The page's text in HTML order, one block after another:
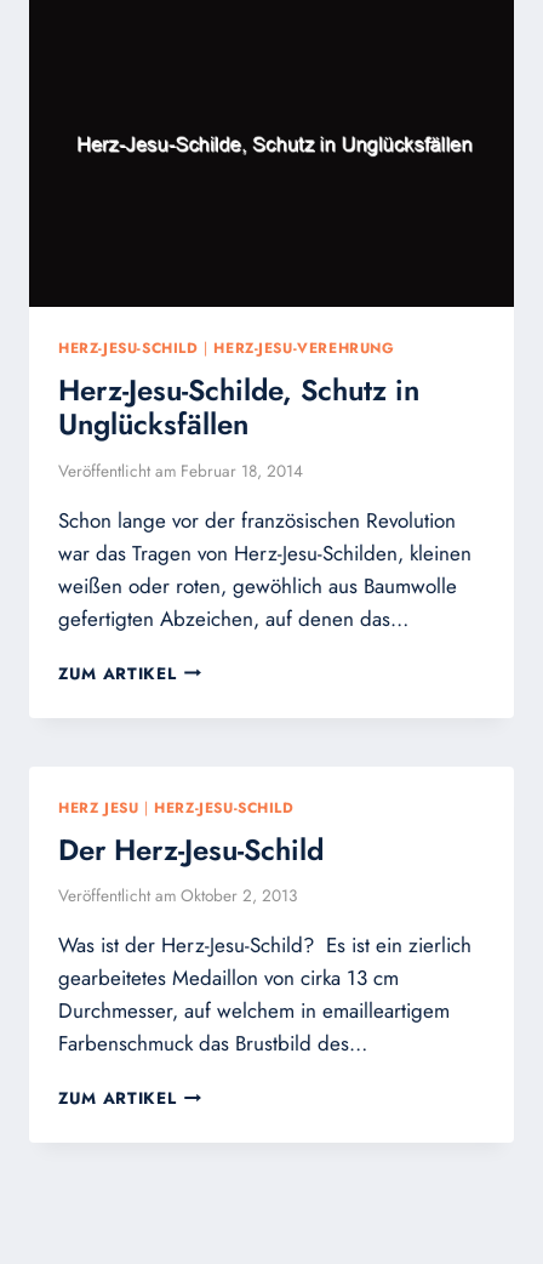
HERZ-JESU-SCHILD | HERZ-JESU-VEREHRUNG
Herz-Jesu-Schilde, Schutz in
Unglücksfällen
Veröffentlicht am Februar 18, 2014
Schon lange vor der französischen Revolution
war das Tragen von Herz-Jesu-Schilden, kleinen
weißen oder roten, gewöhlich aus Baumwolle
gefertigten Abzeichen, auf denen das…
ZUM ARTIKEL HERZ-
SCHILDE,
HERZ JESU | HERZ-JESU-SCHILD
Der Herz-Jesu-Schild
Veröffentlicht am Oktober 2, 2013
Was ist der Herz-Jesu-Schild? Es ist ein zierlich
gearbeitetes Medaillon von cirka 13 cm
Durchmesser, auf welchem in emailleartigem
Farbenschmuck das Brustbild des…
ZUM ARTIKEL DER
JESU-